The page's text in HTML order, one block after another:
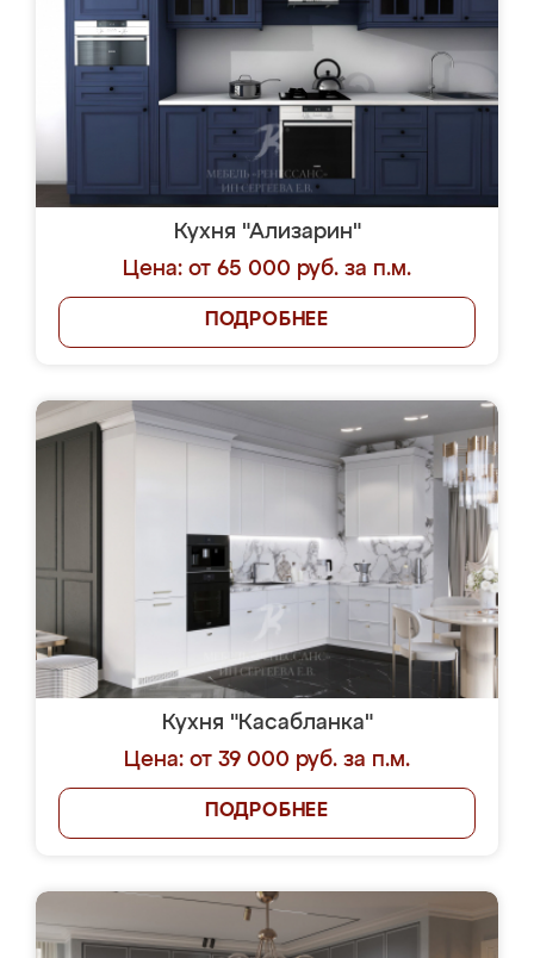
Кухня "Ализарин"
Цена: от 65 000 руб. за п.м.
ПОДРОБНЕЕ
Кухня "Касабланка"
Цена: от 39 000 руб. за п.м.
ПОДРОБНЕЕ